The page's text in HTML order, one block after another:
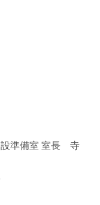
設準備室 室長 寺